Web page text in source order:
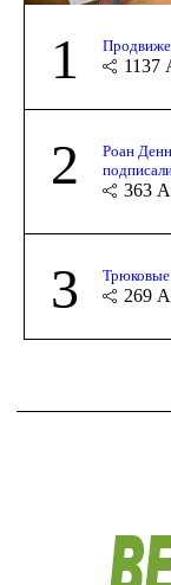
1 1137
2
Роан
363
3 Трюковые
269